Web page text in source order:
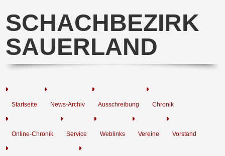
SCHACHBEZIRK
SAUERLAND
Startseite News-Archiv Ausschreibung Chronik
Online-Chronik Service Weblinks Vereine Vorstand